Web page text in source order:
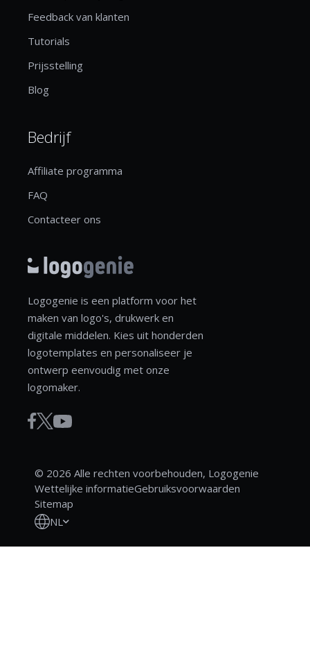
Feedback van klanten
Tutorials
Prijsstelling
Blog
Bedrijf
Affiliate programma
FAQ
Contacteer ons
Logogenie is een platform voor het
maken van logo's, drukwerk en
digitale middelen. Kies uit honderden
logotemplates en personaliseer je
ontwerp eenvoudig met onze
logomaker.
© 2026 Alle rechten voorbehouden, Logogenie
Wettelijke informatieGebruiksvoorwaarden
Sitemap
NL